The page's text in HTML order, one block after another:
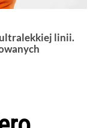
ultralekkiej linii.